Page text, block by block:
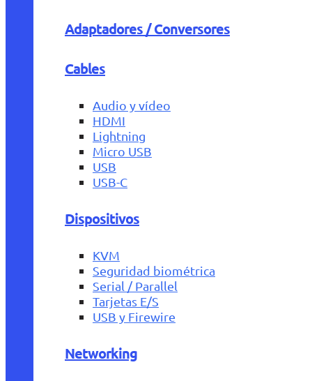
Adaptadores / Conversores
Cables
Audio y vídeo
HDMI
Lightning
Micro USB
USB
USB-C
Dispositivos
KVM
Seguridad biométrica
Serial / Parallel
Tarjetas E/S
USB y Firewire
Networking